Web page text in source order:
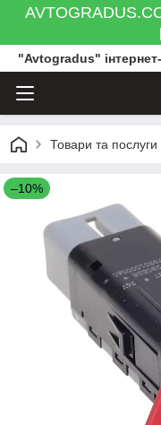
"Avtogradus"
Товари та послуги
–10%